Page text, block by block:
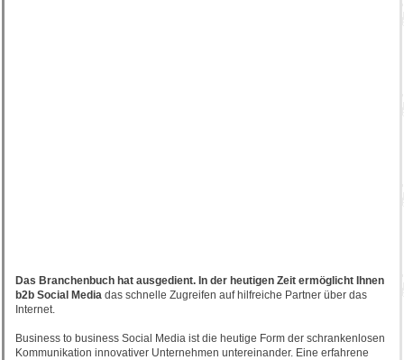
Das Branchenbuch hat ausgedient. In der heutigen Zeit ermöglicht Ihnen
b2b Social Media das schnelle Zugreifen auf hilfreiche Partner über das
Internet.
Business to business Social Media ist die heutige Form der schrankenlosen
Kommunikation innovativer Unternehmen untereinander. Eine erfahrene